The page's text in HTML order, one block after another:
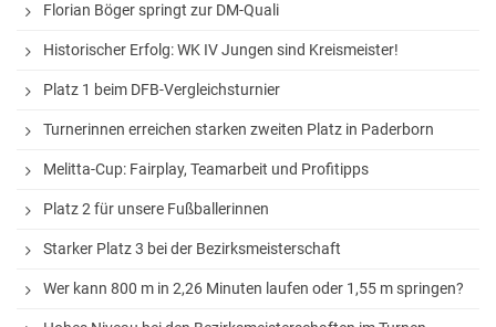
Musik
Mathematik
Erdkunde
Veranstaltungen
Florian Böger springt zur DM-Quali
Historischer Erfolg: WK IV Jungen sind Kreismeister!
Platz 1 beim DFB-Vergleichsturnier
Turnerinnen erreichen starken zweiten Platz in Paderborn
Melitta-Cup: Fairplay, Teamarbeit und Profitipps
Platz 2 für unsere Fußballerinnen
Starker Platz 3 bei der Bezirksmeisterschaft
Wer kann 800 m in 2,26 Minuten laufen oder 1,55 m springen?